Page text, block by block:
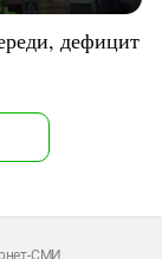
дефицит
СМИ